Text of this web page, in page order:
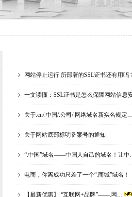
网站停止运行 所部署的SSL证书还有用吗
一文读懂：SSL证书是怎么保障网站信息
关于.cn/.中国/.公司/.网络域名新实名规定…
关于网站底部标明备案号的通知
“.中国”域名——中国人自己的域名！让
电商，你离成功只差了一个“.商城”域名！
【最新优惠】 “互联网+品牌”——.网…